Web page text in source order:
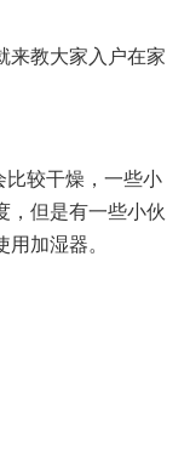
来教大家入户在家
比较干燥，一些小
，但是有一些小伙
加湿器。